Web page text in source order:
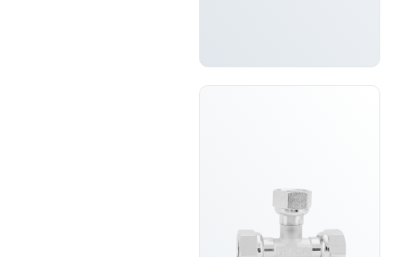
く知る